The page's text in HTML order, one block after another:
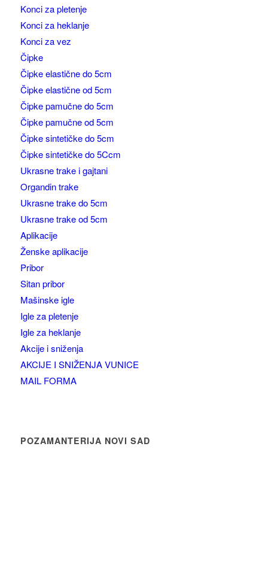
Konci za pletenje
Konci za heklanje
Konci za vez
Čipke
Čipke elastične do 5cm
Čipke elastične od 5cm
Čipke pamučne do 5cm
Čipke pamučne od 5cm
Čipke sintetičke do 5cm
Čipke sintetičke do 5Ccm
Ukrasne trake i gajtani
Organdin trake
Ukrasne trake do 5cm
Ukrasne trake od 5cm
Aplikacije
Ženske aplikacije
Pribor
Sitan pribor
Mašinske igle
Igle za pletenje
Igle za heklanje
Akcije i sniženja
AKCIJE I SNIŽENJA VUNICE
MAIL FORMA
POZAMANTERIJA NOVI SAD